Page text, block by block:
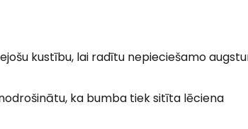
kustību, lai radītu nepieciešamo
ka bumba tiek sitīta lēciena